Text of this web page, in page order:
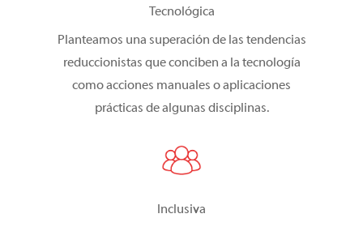
Tecnológica
Planteamos una superación de las tendencias
reduccionistas que conciben a la tecnología
como acciones manuales o aplicaciones
prácticas de algunas disciplinas.
Inclusiva